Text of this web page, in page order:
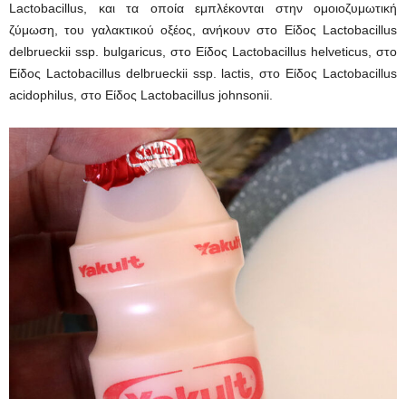
Lactobacillus, και τα οποία εμπλέκονται στην ομοιοζυμωτική
ζύμωση, του γαλακτικού οξέος, ανήκουν στο Είδος Lactobacillus
delbrueckii ssp. bulgaricus, στο Είδος Lactobacillus helveticus, στο
Είδος Lactobacillus delbrueckii ssp. lactis, στο Είδος Lactobacillus
acidophilus, στο Είδος Lactobacillus johnsonii.